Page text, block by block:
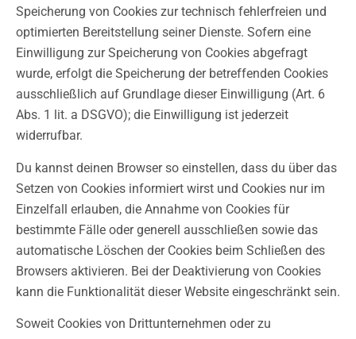
Speicherung von Cookies zur technisch fehlerfreien und
optimierten Bereitstellung seiner Dienste. Sofern eine
Einwilligung zur Speicherung von Cookies abgefragt
wurde, erfolgt die Speicherung der betreffenden Cookies
ausschließlich auf Grundlage dieser Einwilligung (Art. 6
Abs. 1 lit. a DSGVO); die Einwilligung ist jederzeit
widerrufbar.
Du kannst deinen Browser so einstellen, dass du über das
Setzen von Cookies informiert wirst und Cookies nur im
Einzelfall erlauben, die Annahme von Cookies für
bestimmte Fälle oder generell ausschließen sowie das
automatische Löschen der Cookies beim Schließen des
Browsers aktivieren. Bei der Deaktivierung von Cookies
kann die Funktionalität dieser Website eingeschränkt sein.
Soweit Cookies von Drittunternehmen oder zu